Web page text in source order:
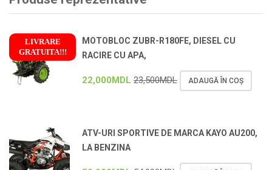
LIVRARE
GRATUITA!!!
!
MOTOBLOC ZUBR-R180FE, DIESEL CU
RACIRE CU APA,
22,000MDL 23,500MDL ADAUGĂ ÎN COȘ
ATV-URI SPORTIVE DE MARCA KAYO AU200,
LA BENZINA